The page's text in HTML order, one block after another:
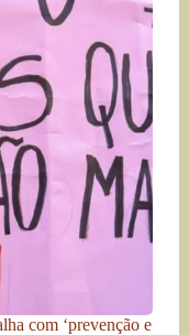
com ‘prevenção e